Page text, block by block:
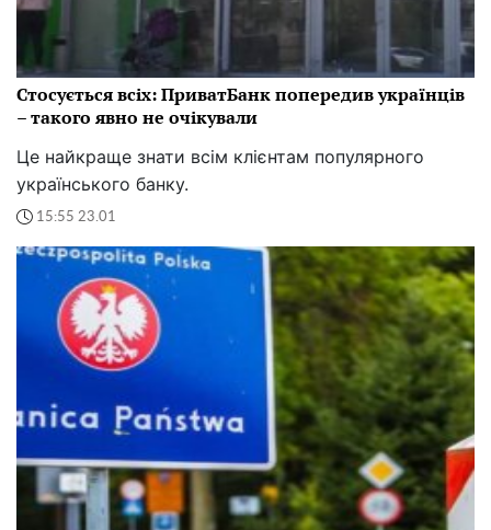
Стосується всіх: ПриватБанк попередив українців
– такого явно не очікували
Це найкраще знати всім клієнтам популярного
українського банку.
15:55 23.01